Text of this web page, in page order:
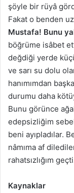
şöyle bir rüyâ
Fakat o benden
Mustafa! Bunu
böğrüme isâbet
değdiği yerde
ve sarı su dolu
hanımımdan
durumu daha
Bunu görünce
edepsizliğim
beni ayıpladılar.
nâmıma af
rahatsızlığım
Kaynaklar